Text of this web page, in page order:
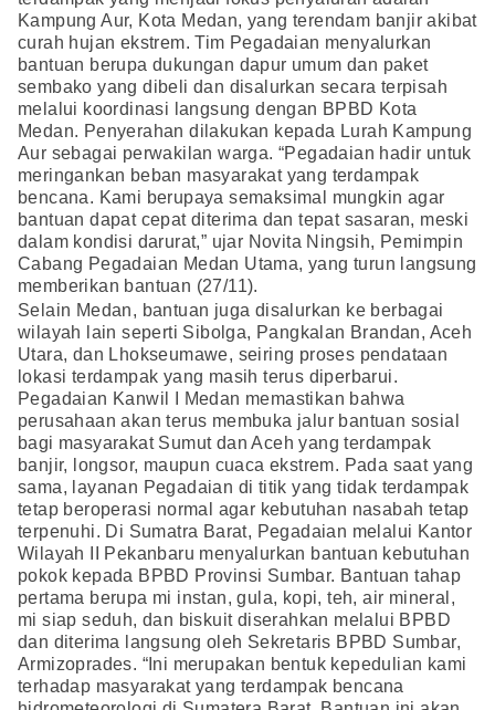
Kampung Aur, Kota Medan, yang terendam banjir akibat
curah hujan ekstrem. Tim Pegadaian menyalurkan
bantuan berupa dukungan dapur umum dan paket
sembako yang dibeli dan disalurkan secara terpisah
melalui koordinasi langsung dengan BPBD Kota
Medan. Penyerahan dilakukan kepada Lurah Kampung
Aur sebagai perwakilan warga. “Pegadaian hadir untuk
meringankan beban masyarakat yang terdampak
bencana. Kami berupaya semaksimal mungkin agar
bantuan dapat cepat diterima dan tepat sasaran, meski
dalam kondisi darurat,” ujar Novita Ningsih, Pemimpin
Cabang Pegadaian Medan Utama, yang turun langsung
memberikan bantuan (27/11).
Selain Medan, bantuan juga disalurkan ke berbagai
wilayah lain seperti Sibolga, Pangkalan Brandan, Aceh
Utara, dan Lhokseumawe, seiring proses pendataan
lokasi terdampak yang masih terus diperbarui.
Pegadaian Kanwil I Medan memastikan bahwa
perusahaan akan terus membuka jalur bantuan sosial
bagi masyarakat Sumut dan Aceh yang terdampak
banjir, longsor, maupun cuaca ekstrem. Pada saat yang
sama, layanan Pegadaian di titik yang tidak terdampak
tetap beroperasi normal agar kebutuhan nasabah tetap
terpenuhi. Di Sumatra Barat, Pegadaian melalui Kantor
Wilayah II Pekanbaru menyalurkan bantuan kebutuhan
pokok kepada BPBD Provinsi Sumbar. Bantuan tahap
pertama berupa mi instan, gula, kopi, teh, air mineral,
mi siap seduh, dan biskuit diserahkan melalui BPBD
dan diterima langsung oleh Sekretaris BPBD Sumbar,
Armizoprades. “Ini merupakan bentuk kepedulian kami
terhadap masyarakat yang terdampak bencana